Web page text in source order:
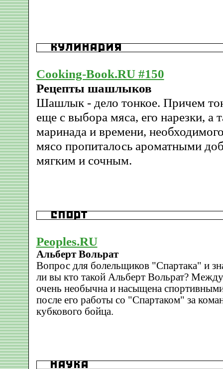
Cooking-Book.RU #150
Рецепты шашлыков
Шашлык - дело тонкое. Причем
еще с выбора мяса, его нарезки, а
маринада и времени,
мясо пропиталось ароматными
мягким и сочным.
Peoples.RU
Альберт Вольрат
Вопрос для болельщиков "Спартака" и
ли вы кто такой Альберт Вольрат?
очень необычна и насыщена
после его работы со "Спартаком" за
кубкового бойца.